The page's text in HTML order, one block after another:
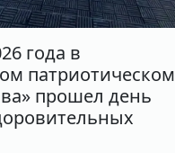
года в
патриотическом
прошел день